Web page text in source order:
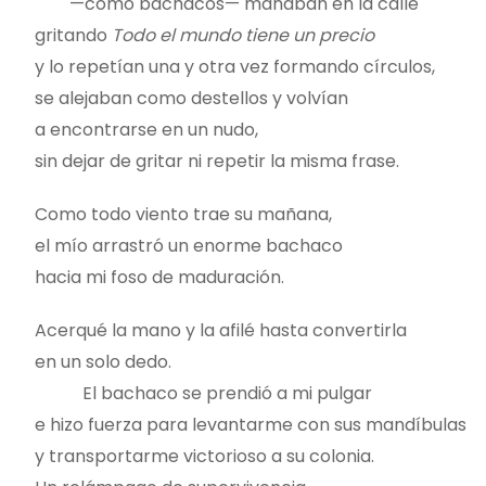
gritando Todo el mundo tiene un precio
y lo repetían una y otra vez formando círculos,
se alejaban como destellos y volvían
a encontrarse en un nudo,
sin dejar de gritar ni repetir la misma frase.
Como todo viento trae su mañana,
el mío arrastró un enorme bachaco
hacia mi foso de maduración.
Acerqué la mano y la afilé hasta convertirla
en un solo dedo.
El bachaco se prendió a mi pulgar
e hizo fuerza para levantarme con sus mandíbulas
y transportarme victorioso a su colonia.